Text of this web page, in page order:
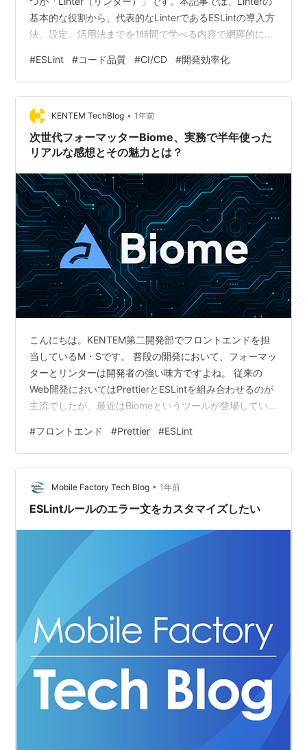
基本的な役割から、代表的なLinterであるESLintの導入方
法、設定、活用法までを1時間で学べる内容で網羅的に解
を解析して構文ミスやスタイルの問題を検出する静的解
析ツールのことです。主な目的は以下の通りです： コー
ドの一貫性を保つ バグの原因となる記述ミスを未然に防
ぐ チーム開発におけるコードスタイルの統一 レビューコ
ストの削減 代表的なLint…
#ESLint #コード品質 #CI/CD #開発効率化
KENTEM TechBlog • 1年前
次世代フォーマッターBiome、実務で半年使った
リアルな感想とその魅力とは？
こんにちは。KENTEM第二開発部でフロントエンドを担
当しているM・Sです。 普段の開発において、フォーマッ
ターとリンターは開発者の強い味方ですよね。 従来の
Web開発においてはPrettierとESLintを組み合わせるのが
主流でしたが、最近はBiomeというツールが登場してい
クトで半年使ってみてわかったことをご紹介いたしま
す！ ちなみにフォーマットとリントの定義はこちら↓ フ
ォーマット: コードの見た目を統一・整形する リント: コ
ードの問題点や規約違反を検出する 特徴 フォーマットも
リントもこれ１つで 高速 フォーマッティング性能 …
#フロントエンド #Prettier #ESLint
Mobile Factory Tech Blog • 1年前
ESLintルールのエラー文をカスタマイズしたい